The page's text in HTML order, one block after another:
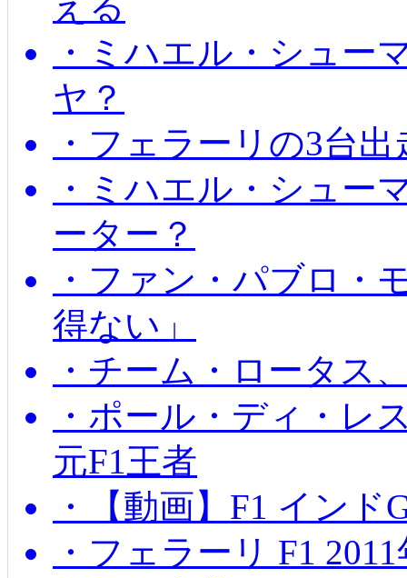
・ミハエル・シュー
ヤ？
・フェラーリの3台
・ミハエル・シュー
ーター？
・ファン・パブロ・
得ない」
・チーム・ロータス
・ポール・ディ・レ
元F1王者
・【動画】F1 イン
・フェラーリ F1